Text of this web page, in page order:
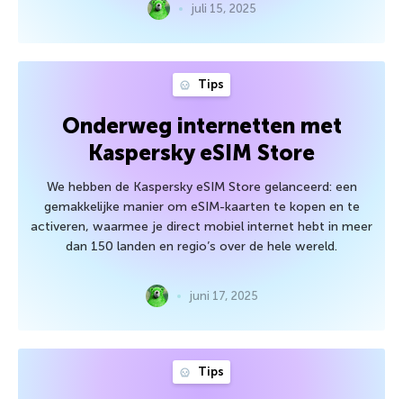
juli 15, 2025
Tips
Onderweg internetten met
Kaspersky eSIM Store
We hebben de Kaspersky eSIM Store gelanceerd: een
gemakkelijke manier om eSIM-kaarten te kopen en te
activeren, waarmee je direct mobiel internet hebt in meer
dan 150 landen en regio’s over de hele wereld.
juni 17, 2025
Tips